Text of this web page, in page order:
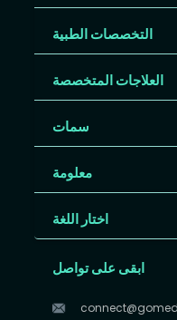
التخصصات الطبية
العلاجات المتخصصة
سمات
معلومة
اختار اللغة
ابقى على تواصل